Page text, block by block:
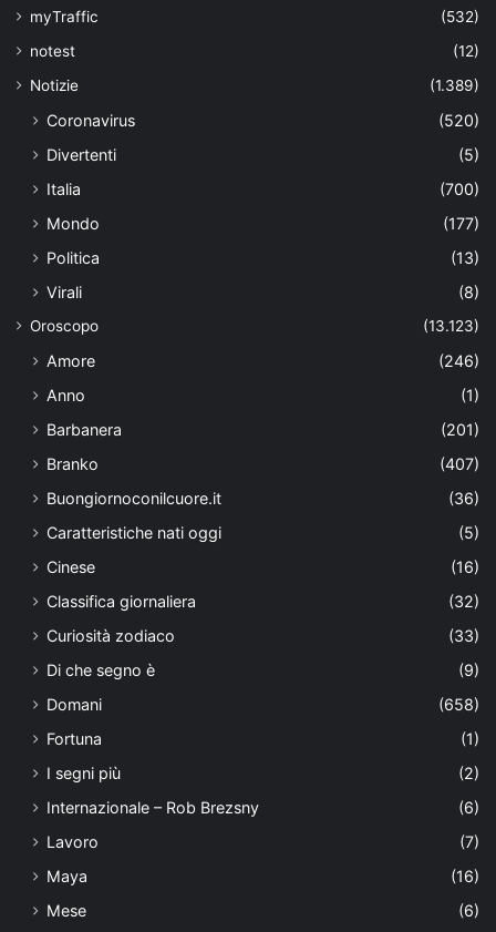
myTraffic
(532)
notest
(12)
Notizie
(1.389)
Coronavirus
(520)
Divertenti
(5)
Italia
(700)
Mondo
(177)
Politica
(13)
Virali
(8)
Oroscopo (13.123)
Amore
(246)
Anno
(1)
Barbanera
(201)
Branko
(407)
Buongiornoconilcuore.it
(36)
Caratteristiche nati oggi
(5)
Cinese
(16)
Classifica giornaliera
(32)
Curiosità zodiaco
(33)
Di che segno è
(9)
Domani
(658)
Fortuna
(1)
I segni più
(2)
Internazionale – Rob Brezsny
(6)
Lavoro
(7)
Maya
(16)
Mese
(6)